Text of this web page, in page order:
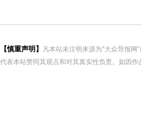
【慎重声明】
凡本站未注明来源为"大众导报
代表本站赞同其观点和对其真实性负责。如因